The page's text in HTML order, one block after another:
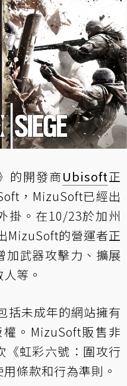
的開發商Ubisoft正
，MizuSoft已經出
掛。在10/23於加州
MizuSoft的營運者正
加武器攻擊力、擴展
等。
括未成年的網站擁有
。MizuSoft販售非
《虹彩六號：圍攻行
條款和行為準則。